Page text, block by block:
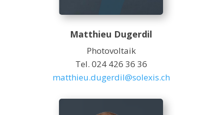
Matthieu Dugerdil
Photovoltaik
Tel. 024 426 36 36
matthieu.dugerdil@solexis.ch